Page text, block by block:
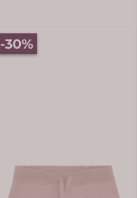
-30%